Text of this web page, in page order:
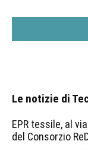
Le notizie di
EPR tessile, al
del Consorzio